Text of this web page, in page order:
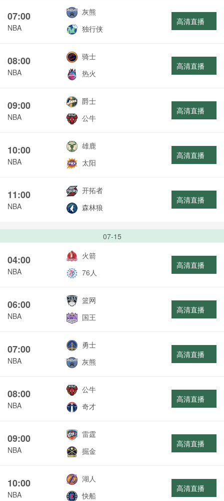
07:00
NBA
灰熊
独行侠
高清直播
08:00
NBA
骑士
热火
高清直播
09:00
NBA
爵士
公牛
高清直播
10:00
NBA
雄鹿
太阳
高清直播
11:00
NBA
开拓者
森林狼
高清直播
07-15
04:00
NBA
火箭
76人
高清直播
06:00
NBA
篮网
国王
高清直播
07:00
NBA
勇士
灰熊
高清直播
08:00
NBA
公牛
奇才
高清直播
09:00
NBA
雷霆
掘金
高清直播
10:00
NBA
湖人
快船
高清直播